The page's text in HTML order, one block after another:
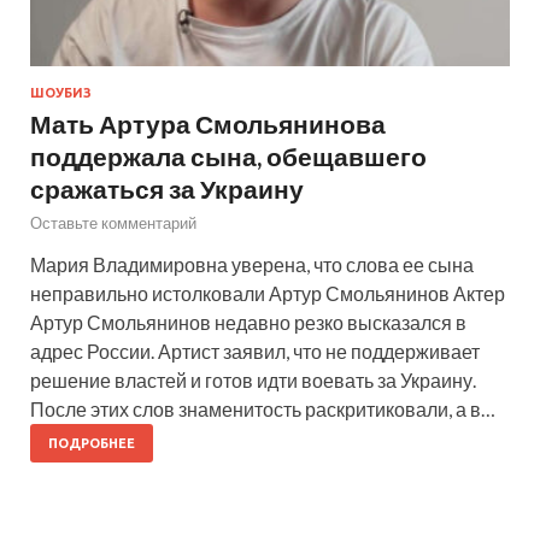
ШОУБИЗ
Мать Артура Смольянинова
поддержала сына, обещавшего
сражаться за Украину
Оставьте комментарий
Мария Владимировна уверена, что слова ее сына
неправильно истолковали Артур Смольянинов Актер
Артур Смольянинов недавно резко высказался в
адрес России. Артист заявил, что не поддерживает
решение властей и готов идти воевать за Украину.
После этих слов знаменитость раскритиковали, а в…
ПОДРОБНЕЕ